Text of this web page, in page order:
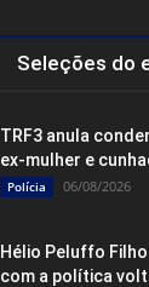
Seleções do
TRF3 anula
ex-mulher e
Polícia 06/08/2026
Hélio Peluffo
com a política